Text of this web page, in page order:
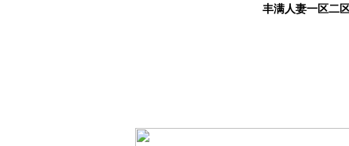
丰满人妻一区二